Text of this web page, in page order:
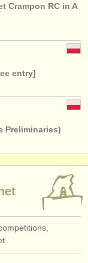
Crampon RC in A
entry]
Preliminaries)